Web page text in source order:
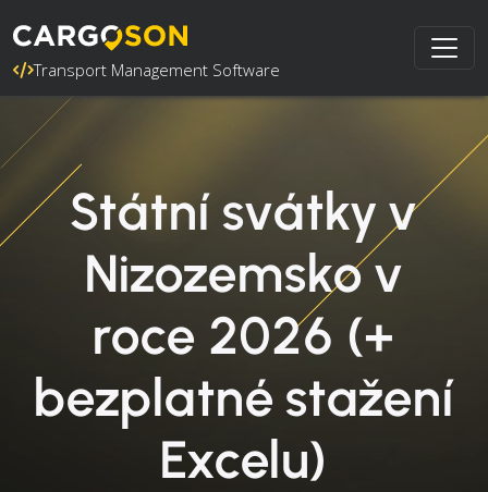
Transport Management Software
Státní svátky v
Nizozemsko v
roce 2026 (+
bezplatné stažení
Excelu)